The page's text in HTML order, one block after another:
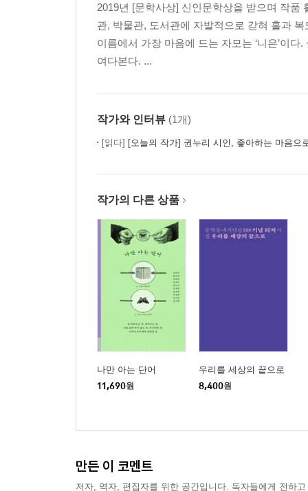
해설 | 루프물의 리얼리티 혹은 유령의 유물론 | 김
2019년 [문학사상] 신인문학상을 받으며 작
관, 박물관, 도서관에 자발적으로 갇혀 홀과
이름에서 가장 마음에 드는 자모는 ‘니은’이
여다본다. ...
작가와 인터뷰 (1개)
[읽다] [오늘의 작가] 권누리 시인, 좋아하는 마음으
작가의 다른 상품
나만 아는 단어
11,690원
우리를 세상의 끝으로
8,400원
만든 이 코멘트
저자, 역자, 편집자를 위한 공간입니다. 독자들에게 전하